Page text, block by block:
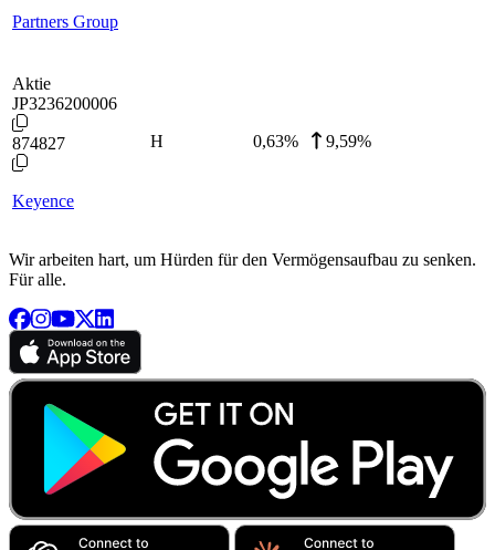
Partners Group
Aktie
JP3236200006
874827
Keyence
H 0,63% 9,59%
Wir arbeiten hart, um Hürden für den Vermögensaufbau zu senken.
Für alle.